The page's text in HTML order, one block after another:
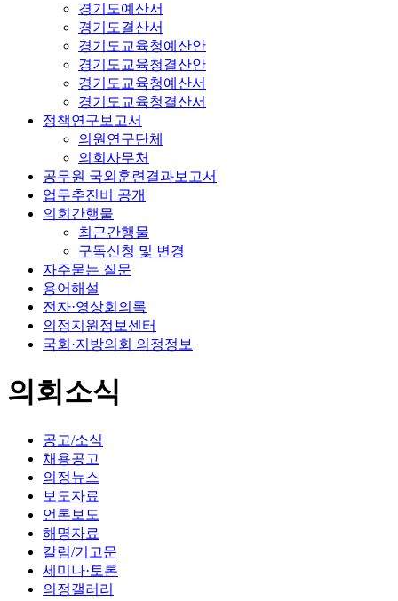
경기도예산서
경기도결산서
경기도교육청예산안
경기도교육청결산안
경기도교육청예산서
경기도교육청결산서
정책연구보고서
의원연구단체
의회사무처
공무원 국외훈련결과보고서
업무추진비 공개
의회간행물
최근간행물
구독신청 및 변경
자주묻는 질문
용어해설
전자·영상회의록
의정지원정보센터
국회·지방의회 의정정보
의회소식
공고/소식
채용공고
의정뉴스
보도자료
언론보도
해명자료
칼럼/기고문
세미나·토론
의정갤러리